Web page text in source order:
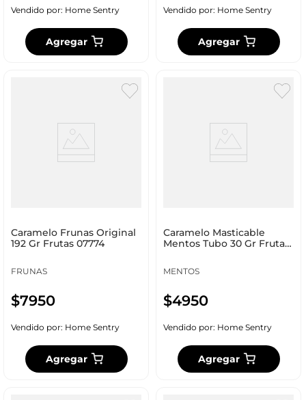
Vendido por: Home Sentry
Agregar
Vendido por: Home Sentry
Agregar
Caramelo Frunas Original
192 Gr Frutas 07774
FRUNAS
$7950
Vendido por: Home Sentry
Agregar
Caramelo Masticable
Mentos Tubo 30 Gr Frutas
MENTOS
$4950
Vendido por: Home Sentry
Agregar